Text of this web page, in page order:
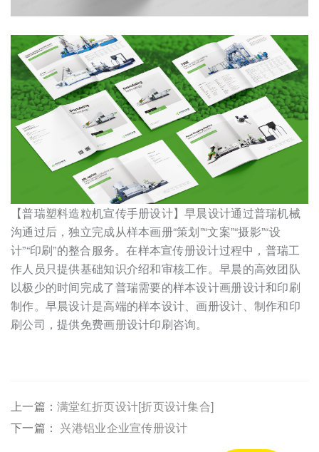
【普瑞塑料造粒机宣传手册设计】早晨设计通过普瑞机械
沟通过后，独立完成从样本画册“策划”“文案”“摄影”“设
计”“印刷”的整合服务。在样本宣传册设计过程中，普瑞工
作人员只提供基础知识介绍和审核工作。早晨的高效团队
以极少的时间完成了普瑞需要的样本设计画册设计和印刷
制作。早晨设计是高端的样本设计、画册设计、制作和印
刷公司，提供免费画册设计印刷咨询。
上一篇：满堂红折页设计[折页设计集合]
下一篇： 兴港铝业企业宣传册设计